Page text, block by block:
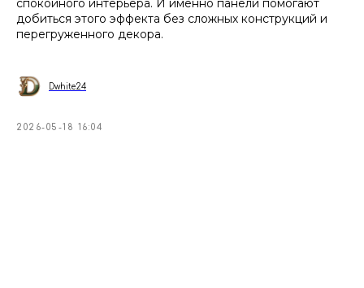
спокойного интерьера. И именно панели помогают
добиться этого эффекта без сложных конструкций и
перегруженного декора.
Dwhite24
2026-05-18 16:04